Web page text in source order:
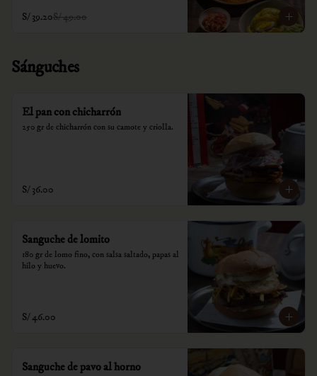
incluyen impuestos de ley y recargo al
consumo.
S/ 39.20S/ 49.00
Sánguches
El pan con chicharrón
250 gr de chicharrón con su camote y criolla.
S/ 36.00
Sanguche de lomito
180 gr de lomo fino, con salsa saltado, papas al
hilo y huevo.
S/ 46.00
Sanguche de pavo al horno